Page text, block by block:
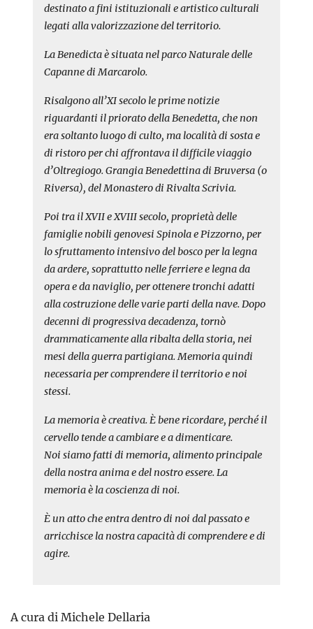
destinato a fini istituzionali e artistico culturali
legati alla valorizzazione del territorio.
La Benedicta è situata nel parco Naturale delle
Capanne di Marcarolo.
Risalgono all’XI secolo le prime notizie
riguardanti il priorato della Benedetta, che non
era soltanto luogo di culto, ma località di sosta e
di ristoro per chi affrontava il difficile viaggio
d’Oltregiogo. Grangia Benedettina di Bruversa (o
Riversa), del Monastero di Rivalta Scrivia.
Poi tra il XVII e XVIII secolo, proprietà delle
famiglie nobili genovesi Spinola e Pizzorno, per
lo sfruttamento intensivo del bosco per la legna
da ardere, soprattutto nelle ferriere e legna da
opera e da naviglio, per ottenere tronchi adatti
alla costruzione delle varie parti della nave. Dopo
decenni di progressiva decadenza, tornò
drammaticamente alla ribalta della storia, nei
mesi della guerra partigiana. Memoria quindi
necessaria per comprendere il territorio e noi
stessi.
La memoria è creativa. È bene ricordare, perché il
cervello tende a cambiare e a dimenticare.
Noi siamo fatti di memoria, alimento principale
della nostra anima e del nostro essere. La
memoria è la coscienza di noi.
È un atto che entra dentro di noi dal passato e
arricchisce la nostra capacità di comprendere e di
agire.
A cura di Michele Dellaria